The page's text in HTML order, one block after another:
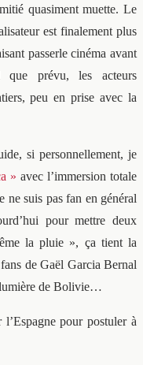
quasiment muette. Le
est finalement plus
passerle cinéma avant
que prévu, les acteurs
peu en prise avec la
si personnellement, je
» avec l’immersion totale
ne suis pas fan en général
pour mettre deux
la pluie », ça tient la
de Gaël Garcia Bernal
lumière de Bolivie…
pour postuler à